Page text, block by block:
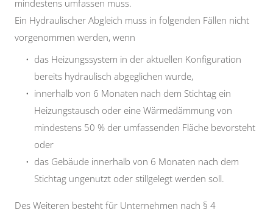
mindestens umfassen muss.
Ein Hydraulischer Abgleich muss in folgenden Fällen nicht
vorgenommen werden, wenn
das Heizungssystem in der aktuellen Konfiguration
bereits hydraulisch abgeglichen wurde,
innerhalb von 6 Monaten nach dem Stichtag ein
Heizungstausch oder eine Wärmedämmung von
mindestens 50 % der umfassenden Fläche bevorsteht
oder
das Gebäude innerhalb von 6 Monaten nach dem
Stichtag ungenutzt oder stillgelegt werden soll.
Des Weiteren besteht für Unternehmen nach § 4